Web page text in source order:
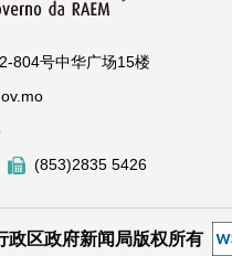
804号中华广场15楼
(853)2835 5426
政区政府新闻局版权所有